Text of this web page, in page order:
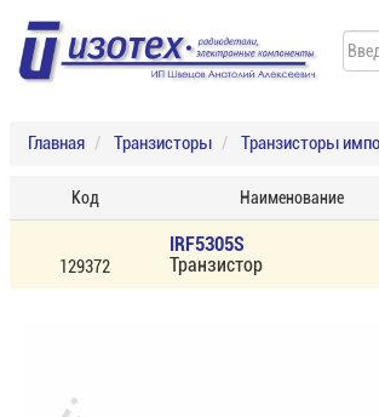
Главная Транзисторы Транзисторы
Код Наименование
129372
IRF5305S
Транзистор